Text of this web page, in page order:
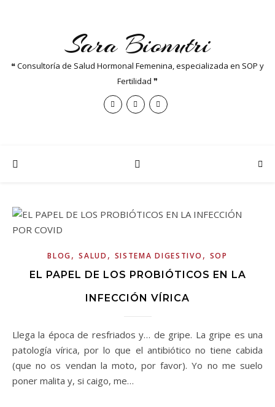
Sara Bionutri
❝ Consultoría de Salud Hormonal Femenina, especializada en SOP y
Fertilidad ❞
BLOG,SALUD , SISTEMA DIGESTIVO , SOP
EL PAPEL DE LOS PROBIÓTICOS EN LA
INFECCIÓN VÍRICA
Llega la época de resfriados y… de gripe. La gripe es una
patología vírica, por lo que el antibiótico no tiene cabida
(que no os vendan la moto, por favor). Yo no me suelo
poner malita y, si caigo, me…